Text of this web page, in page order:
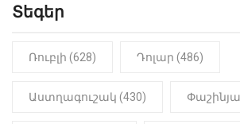
Նիկոլ Փաշինյան
ԻՐԱԴԱՐՁԱՅԻՆ
Տեգեր
Ռուբլի (628) Դոլար (486)
Աստղագուշակ (430)